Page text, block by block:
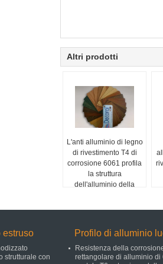
Altri prodotti
L'anti alluminio di legno
di rivestimento T4 di
corrosione 6061 profila
la struttura
dell'alluminio della
estruso
strutturale con
Profilo di alluminio
Resistenza della
rettangolare di alluminio di